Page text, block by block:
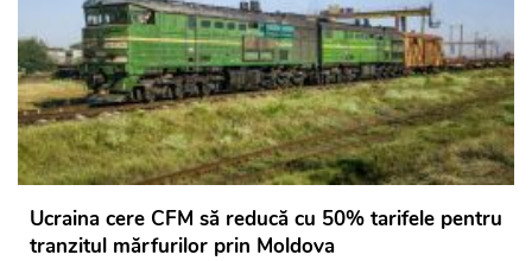
Ucraina cere CFM să reducă cu 50% tarifele pentru
tranzitul mărfurilor prin Moldova